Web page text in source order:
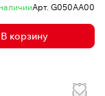
Арт. G050AA00
В корзину